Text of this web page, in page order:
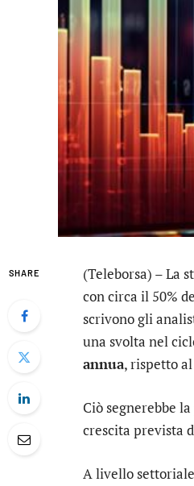
SHARE (Teleborsa) – La
con circa il 50%
scrivono gli
una svolta nel
annua, rispetto
Ciò segnerebbe la
crescita prevista
A livello